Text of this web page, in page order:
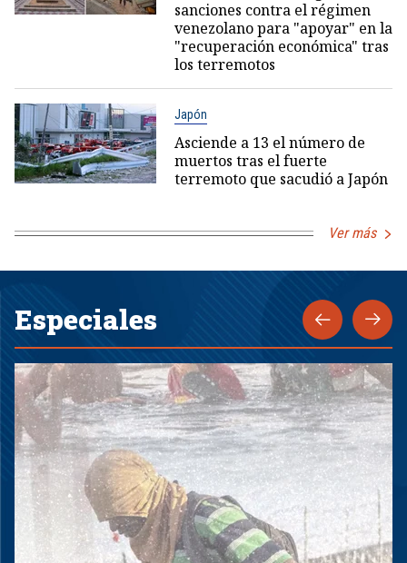
sanciones contra el régimen
venezolano para "apoyar" en la
"recuperación económica" tras
los terremotos
Japón
Asciende a 13 el número de
muertos tras el fuerte
terremoto que sacudió a Japón
Ver más
Especiales